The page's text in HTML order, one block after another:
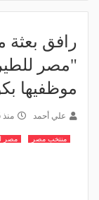
رافق
"مصر
موظفيها
علي أحمد منذ 5 سنوات
منتخب مصر مصر